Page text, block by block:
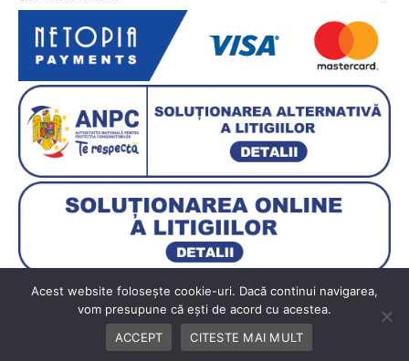
Copyright © 2026 BUTIK
Acest website folosește cookie-uri. Dacă continui navigarea,
vom presupune că ești de acord cu acestea.
ACCEPT
CITESTE MAI MULT